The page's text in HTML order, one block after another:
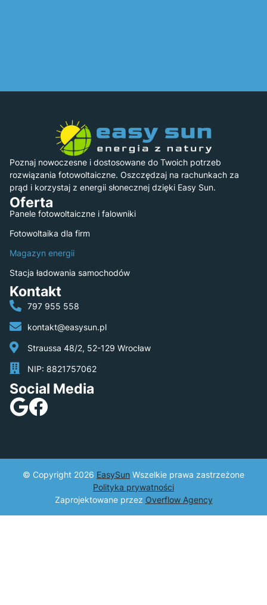
Poznaj nowoczesne i dostosowane do Twoich potrzeb
rozwiązania fotowoltaiczne. Oszczędzaj na rachunkach za
prąd i korzystaj z energii słonecznej dzięki Easy Sun.
Oferta
Panele fotowoltaiczne i falowniki
Fotowoltaika dla firm
Magazyn energii
Stacja ładowania samochodów
Kontakt
797 955 558
kontakt@easysun.pl
Straussa 48/2, 52-129 Wrocław
NIP: 8821757062
Social Media
© Copyright 2026 EasySun ​ Wszelkie prawa zastrzeżone
Polityka prywatności
Zaprojektowane przez Overflow Agency